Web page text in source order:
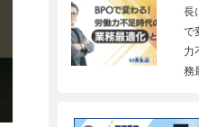
長
で
力
務